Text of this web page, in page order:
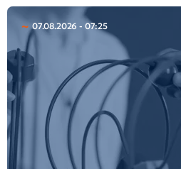
07.08.2026 - 07:25